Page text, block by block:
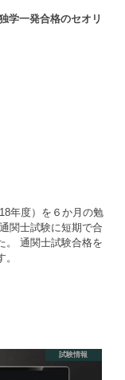
学一発合格のセオリ
年度）を６か月の勉
関士試験に短期で合
。 通関士試験合格を
試験情報